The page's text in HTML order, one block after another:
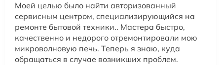
Моей целью было найти авторизованный
сервисным центром, специализирующийся на
ремонте бытовой техники.. Мастера быстро,
качественно и недорого отремонтировали мою
микроволновую печь. Теперь я знаю, куда
обращаться в случае возникших проблем.